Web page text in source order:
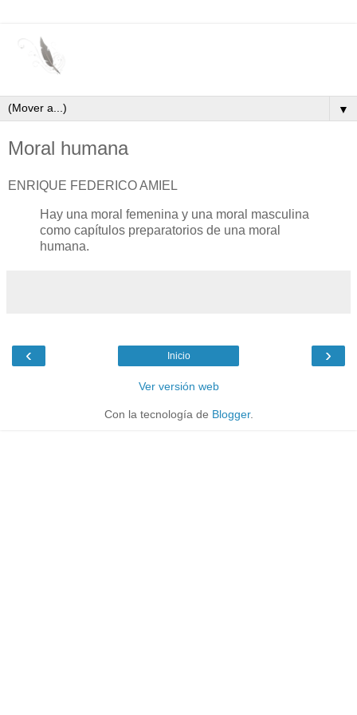
▼
Moral humana
ENRIQUE FEDERICO AMIEL
Hay una moral femenina y una moral masculina
como capítulos preparatorios de una moral
humana.
‹ ›
Inicio
Ver versión web
Con la tecnología de Blogger.